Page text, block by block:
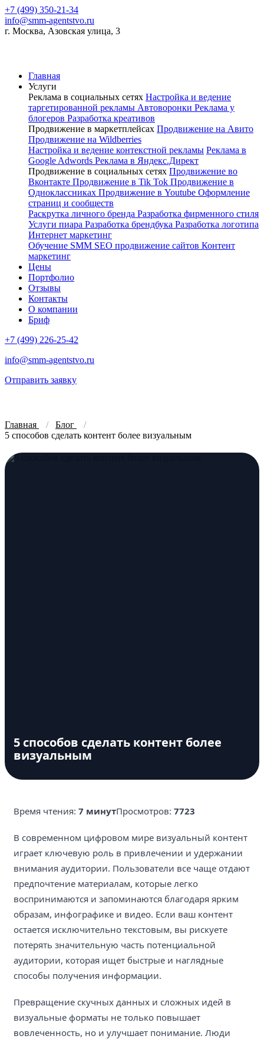
+7 (499) 350-21-34
info@smm-agentstvo.ru
г. Москва, Азовская улица, 3
Главная
Услуги
Реклама в социальных сетях Настройка и ведение
таргетированной рекламы Автоворонки Реклама у
блогеров Разработка креативов
Продвижение в маркетплейсах Продвижение на Авито
Продвижение на Wildberries
Настройка и ведение контекстной рекламы Реклама в
Google Adwords Реклама в Яндекс.Директ
Продвижение в социальных сетях Продвижение во
Вконтакте Продвижение в Tik Tok Продвижение в
Одноклассниках Продвижение в Youtube Оформление
страниц и сообществ
Раскрутка личного бренда Разработка фирменного стиля
Услуги пиара Разработка брендбука Разработка логотипа
Интернет маркетинг
Обучение SMM SEO продвижение сайтов Контент
маркетинг
Цены
Портфолио
Отзывы
Контакты
О компании
Бриф
+7 (499) 226-25-42
info@smm-agentstvo.ru
Отправить заявку
Главная
Блог
5 способов сделать контент более визуальным
5 способов сделать контент более
визуальным
Время чтения: 7 минутПросмотров: 7723
В современном цифровом мире визуальный контент
играет ключевую роль в привлечении и удержании
внимания аудитории. Пользователи все чаще отдают
предпочтение материалам, которые легко
воспринимаются и запоминаются благодаря ярким
образам, инфографике и видео. Если ваш контент
остается исключительно текстовым, вы рискуете
потерять значительную часть потенциальной
аудитории, которая ищет быстрые и наглядные
способы получения информации.
Превращение скучных данных и сложных идей в
визуальные форматы не только повышает
вовлеченность, но и улучшает понимание. Люди